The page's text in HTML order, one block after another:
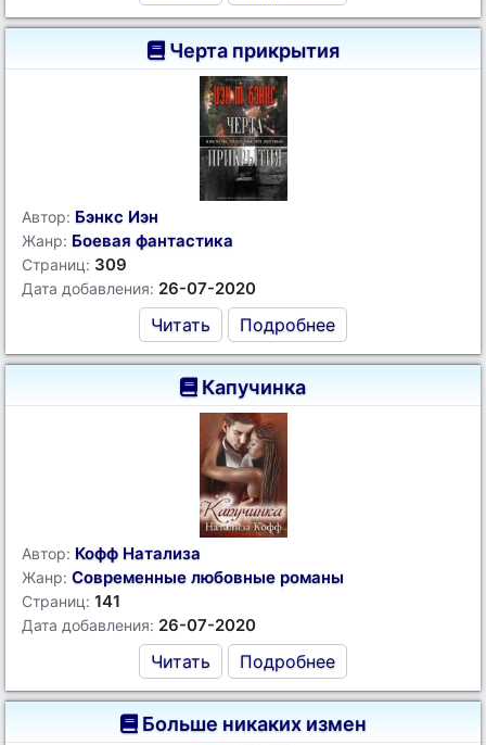
Черта прикрытия
Автор: Бэнкс Иэн
Жанр: Боевая фантастика
Страниц: 309
Дата добавления: 26-07-2020
Читать Подробнее
Капучинка
Автор: Кофф Натализа
Жанр: Современные любовные романы
Страниц: 141
Дата добавления: 26-07-2020
Читать Подробнее
Больше никаких измен